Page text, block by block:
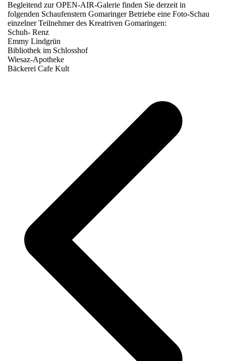
Begleitend zur OPEN-AIR-Galerie finden Sie derzeit in
folgenden Schaufenstern Gomaringer Betriebe eine Foto-Schau
einzelner Teilnehmer des Kreatriven Gomaringen:
Schuh- Renz
Emmy Lindgrün
Bibliothek im Schlosshof
Wiesaz-Apotheke
Bäckerei Cafe Kult